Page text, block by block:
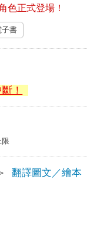
色正式登場！
子書
！
翻譯圖文／繪本